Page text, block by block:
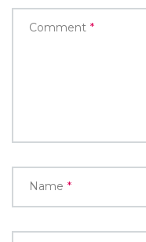
Comment *
Name *